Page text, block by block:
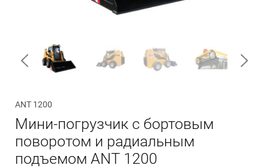
ANT 1200
Мини-погрузчик с бортовым
поворотом и радиальным
подъемом ANT 1200